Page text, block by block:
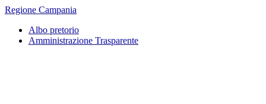
Regione Campania
Albo pretorio
Amministrazione Trasparente